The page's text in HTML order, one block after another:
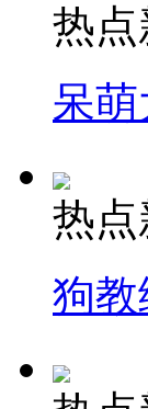
热点
呆
热点
狗